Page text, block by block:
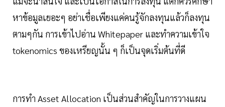
หาข้อมูลเยอะๆ อย่าเชื่อเพียงแค่คนรู้จักลงทุนแล้วก็ลงทุน
ตามๆกัน การเข้าไปอ่าน Whitepaper และทำความเข้าใจ
tokenomics ของเหรียญนั้น ๆ ก็เป็นจุดเริ่มต้นที่ดี
การทำ Asset Allocation เป็นส่วนสำคัญในการวางแผน